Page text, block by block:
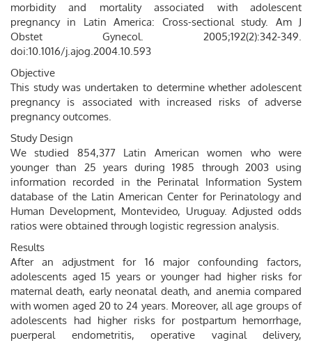
morbidity and mortality associated with adolescent
pregnancy in Latin America: Cross-sectional study. Am J
Obstet Gynecol. 2005;192(2):342-349.
doi:10.1016/j.ajog.2004.10.593
Objective
This study was undertaken to determine whether adolescent
pregnancy is associated with increased risks of adverse
pregnancy outcomes.
Study Design
We studied 854,377 Latin American women who were
younger than 25 years during 1985 through 2003 using
information recorded in the Perinatal Information System
database of the Latin American Center for Perinatology and
Human Development, Montevideo, Uruguay. Adjusted odds
ratios were obtained through logistic regression analysis.
Results
After an adjustment for 16 major confounding factors,
adolescents aged 15 years or younger had higher risks for
maternal death, early neonatal death, and anemia compared
with women aged 20 to 24 years. Moreover, all age groups of
adolescents had higher risks for postpartum hemorrhage,
puerperal endometritis, operative vaginal delivery,